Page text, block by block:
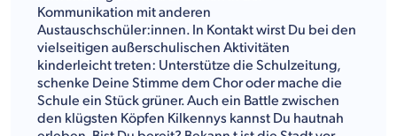
Kommunikation mit anderen
Austauschschüler:innen. In Kontakt wirst Du bei den
vielseitigen außerschulischen Aktivitäten
kinderleicht treten: Unterstütze die Schulzeitung,
schenke Deine Stimme dem Chor oder mache die
Schule ein Stück grüner. Auch ein Battle zwischen
den klügsten Köpfen Kilkennys kannst Du hautnah